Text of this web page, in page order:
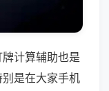
计算辅助也是
是在大家手机